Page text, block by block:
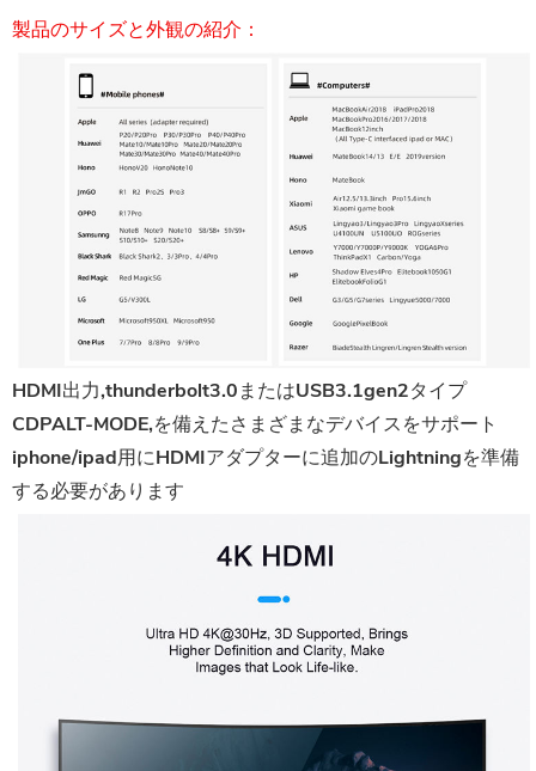
製品のサイズと外観の紹介：
HDMI出力,thunderbolt3.0またはUSB3.1gen2タイプ
CDPALT-MODE,を備えたさまざまなデバイスをサポート
iphone/ipad用にHDMIアダプターに追加のLightningを準備
する必要があります